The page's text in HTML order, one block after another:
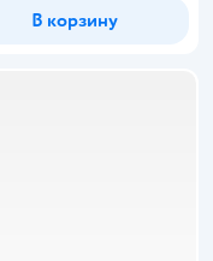
В корзину